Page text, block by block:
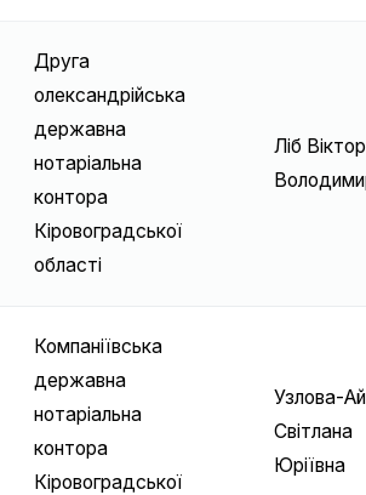
Друга
олександрійська
державна
нотаріальна
контора
Кіровоградської
області
Ліб
Компаніївська
державна
нотаріальна
контора
Кіровоградської
Узлова-
Світлана
Юріївна